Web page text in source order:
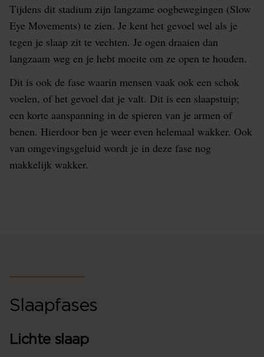
Tijdens dit stadium zijn langzame oogbewegingen (Slow
Eye Movements) te zien. Je kent het gevoel wel als je
tegen je slaap zit te vechten. Je ogen draaien dan
langzaam weg en je hebt moeite om ze open te houden.
Dit is ook de fase waarin mensen vaak ook een schok
voelen, of het gevoel dat je valt. Dit is een slaapstuip;
een korte aanspanning in de spieren van je armen of
benen. Hierdoor ben je weer even helemaal wakker. Ook
van omgevingsgeluid wordt je in deze fase nog
makkelijk wakker.
Slaapfases
Lichte slaap